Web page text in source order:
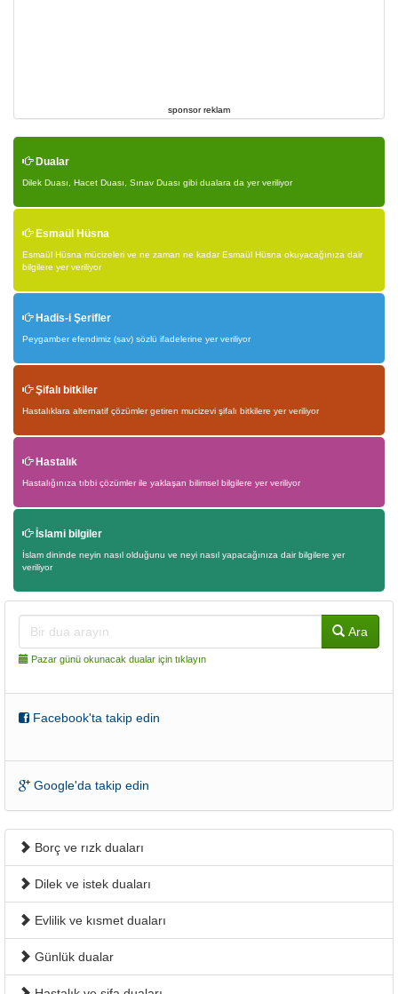
sponsor reklam
Dualar
Dilek Duası, Hacet Duası, Sınav Duası gibi dualara da yer veriliyor
Esmaül Hüsna
Esmaül Hüsna mücizeleri ve ne zaman ne kadar Esmaül Hüsna okuyacağınıza dair
bilgilere yer veriliyor
Hadis-i Şerifler
Peygamber efendimiz (sav) sözlü ifadelerine yer veriliyor
Şifalı bitkiler
Hastalıklara alternatif çözümler getiren mucizevi şifalı bitkilere yer veriliyor
Hastalık
Hastalığınıza tıbbi çözümler ile yaklaşan bilimsel bilgilere yer veriliyor
İslami bilgiler
İslam dininde neyin nasıl olduğunu ve neyi nasıl yapacağınıza dair bilgilere yer
veriliyor
Ara
Pazar günü okunacak dualar için tıklayın
Facebook'ta takip edin
Google'da takip edin
Borç ve rızk duaları
Dilek ve istek duaları
Evlilik ve kısmet duaları
Günlük dualar